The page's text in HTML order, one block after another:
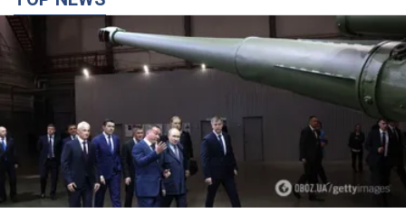
Кремль отримав "вікно можливостей", а Трамп
залишився майже без ракет: як бути Україні?
Інтерв’ю з Мельником
Думка, що в Росії закінчаться балістичні ракети, вкрай
небезпечна, наголосив експерт
5 часов назад 29,5 т.